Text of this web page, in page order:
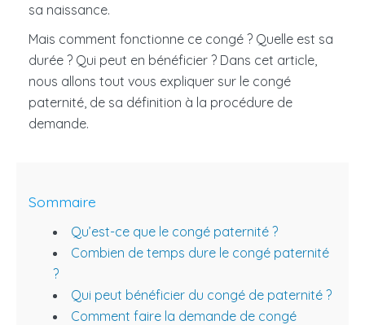
sa naissance.
Mais comment fonctionne ce congé ? Quelle est sa
durée ? Qui peut en bénéficier ? Dans cet article,
nous allons tout vous expliquer sur le congé
paternité, de sa définition à la procédure de
demande.
Sommaire
Qu’est-ce que le congé paternité ?
Combien de temps dure le congé paternité
?
Qui peut bénéficier du congé de paternité ?
Comment faire la demande de congé